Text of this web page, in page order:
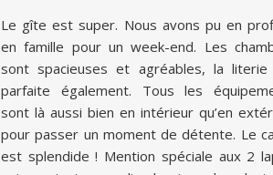
Le gîte est super. Nous avons pu en
en famille pour un week-end. Les
sont spacieuses et agréables, la
parfaite également. Tous les
sont là aussi bien en intérieur qu’en
pour passer un moment de détente. Le
est splendide ! Mention spéciale aux 2